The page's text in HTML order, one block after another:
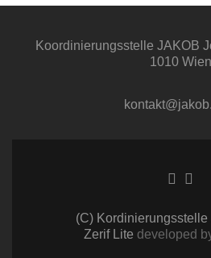
Koordinierungsstelle JAKOB
1010 Wien
(C)
Zerif Lite developed